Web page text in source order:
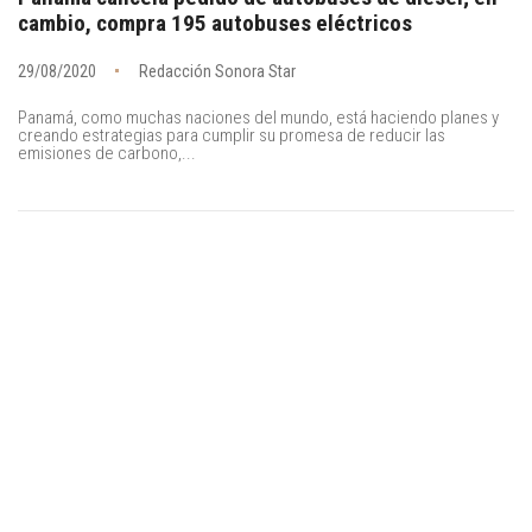
cambio, compra 195 autobuses eléctricos
29/08/2020 Redacción Sonora Star
Panamá, como muchas naciones del mundo, está haciendo planes y
creando estrategias para cumplir su promesa de reducir las
emisiones de carbono,...